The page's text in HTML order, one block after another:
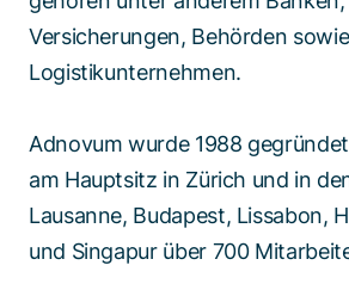
Versicherungen, Behörden
Logistikunternehmen.
Adnovum wurde 1988
am Hauptsitz in Zürich und in
Lausanne, Budapest, Lissabon,
und Singapur über 700